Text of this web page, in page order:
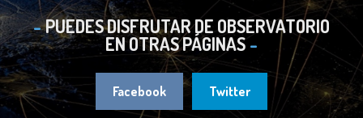
PUEDES DISFRUTAR DE OBSERVATORIO
EN OTRAS PÁGINAS
Facebook Twitter